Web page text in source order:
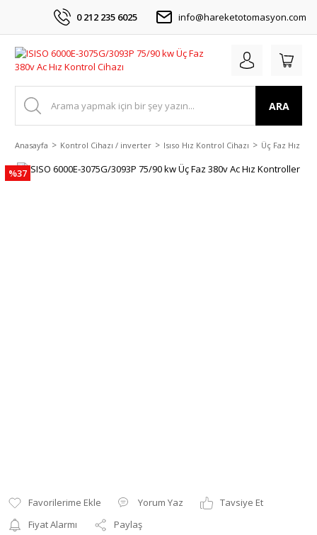
0 212 235 6025 info@hareketotomasyon.com
ARA
Anasayfa Kontrol Cihazı / inverter Isıso Hız Kontrol Cihazı Üç Faz Hız
%37
Yorum Yaz
Tavsiye Et
Fiyat Alarmı
Paylaş